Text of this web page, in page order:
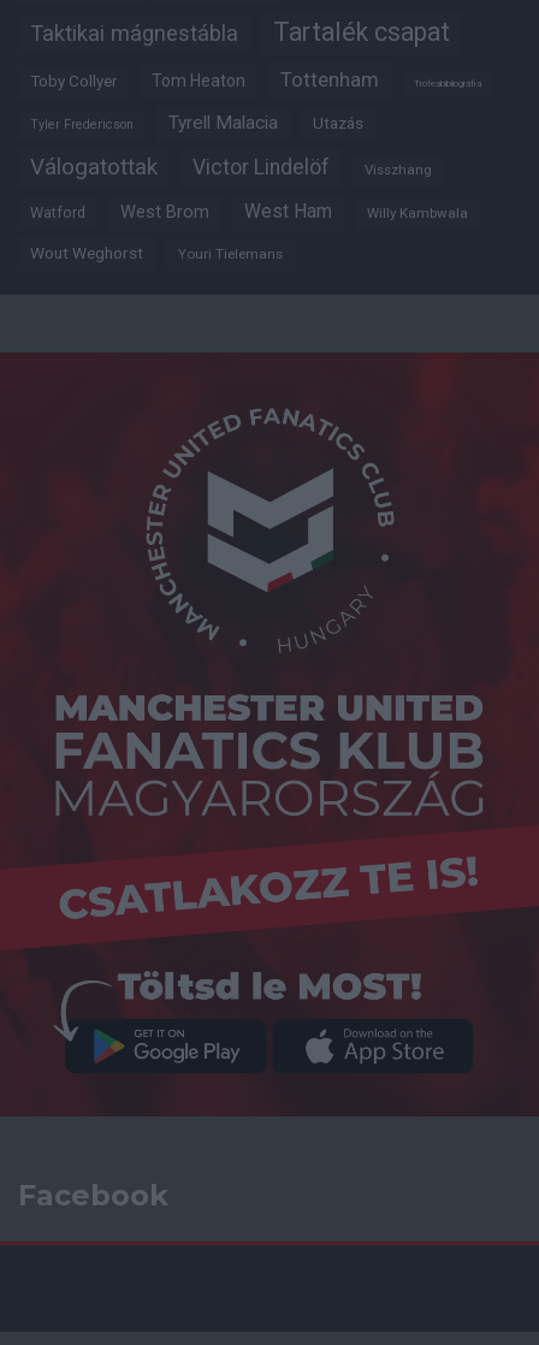
Taktikai mágnestábla Tartalék csapat
Toby Collyer Tom Heaton Tottenham Trófeabibliográfia
Tyler Fredericson Tyrell Malacia Utazás
Válogatottak Victor Lindelöf Visszhang
Watford West Brom West Ham Willy Kambwala
Wout Weghorst Youri Tielemans
Facebook